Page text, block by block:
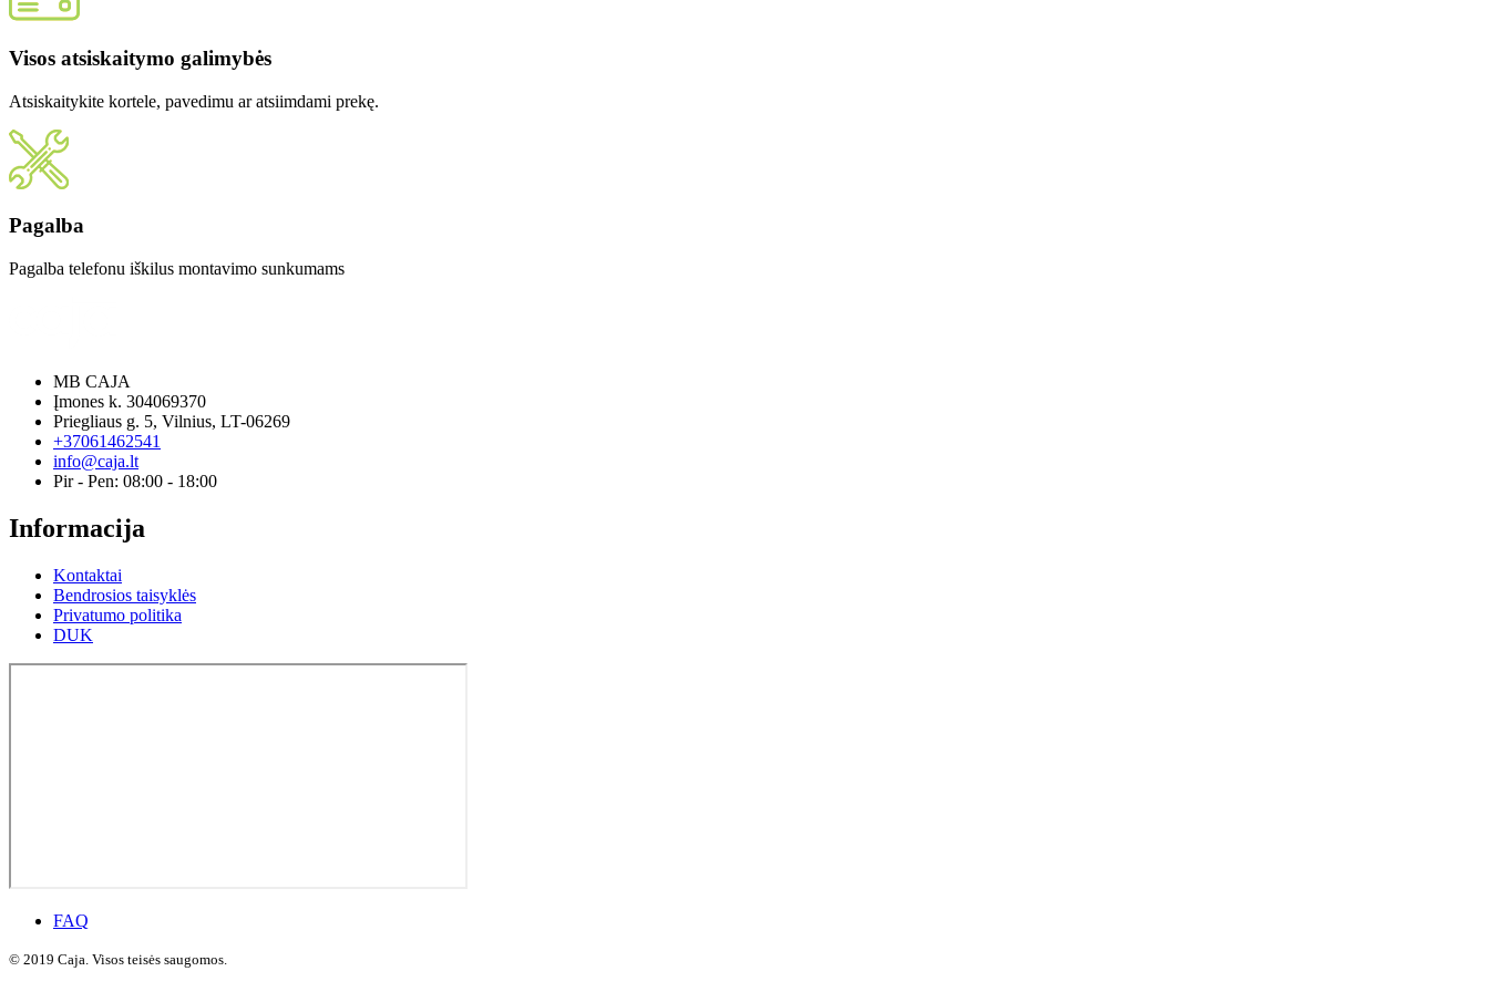
Visos atsiskaitymo galimybės
Atsiskaitykite kortele, pavedimu ar atsiimdami prekę.
Pagalba
Pagalba telefonu iškilus montavimo sunkumams
MB CAJA
Įmones k. 304069370
Priegliaus g. 5, Vilnius, LT-06269
+37061462541
info@caja.lt
Pir - Pen: 08:00 - 18:00
Informacija
Kontaktai
Bendrosios taisyklės
Privatumo politika
DUK
FAQ
© 2019 Caja. Visos teisės saugomos.